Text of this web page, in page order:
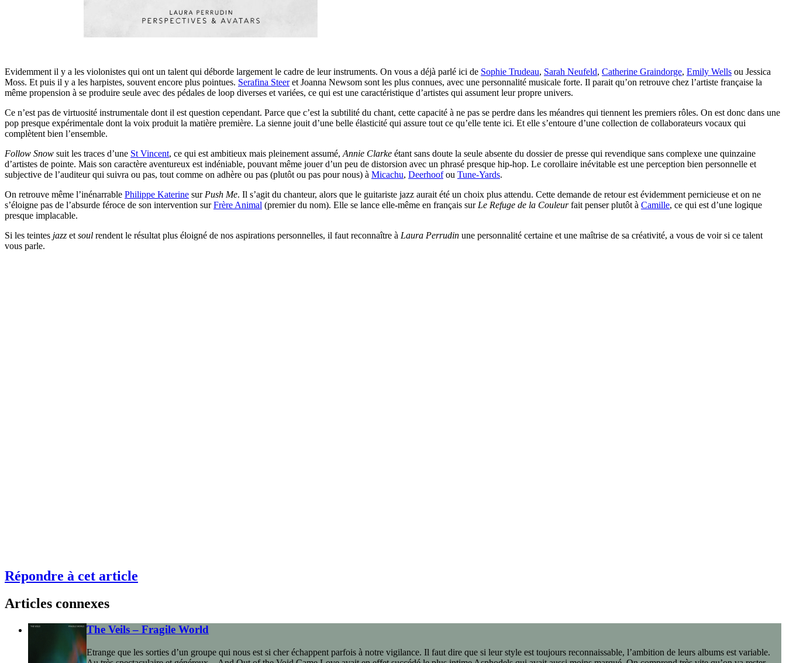
Evidemment il y a les violonistes qui ont un talent qui déborde largement le cadre de leur instruments. On vous a déjà parlé ici de Sophie Trudeau, Sarah Neufeld, Catherine Graindorge, Emily Wells ou Jessica
Moss. Et puis il y a les harpistes, souvent encore plus pointues. Serafina Steeret Joanna Newsom sont les plus connues, avec une personnalité musicale forte. Il parait qu’on retrouve chez l’artiste française la
même propension à se produire seule avec des pédales de loop diverses et variées, ce qui est une caractéristique d’artistes qui assument leur propre univers.
Ce n’est pas de virtuosité instrumentale dont il est question cependant. Parce que c’est la subtilité du chant, cette capacité à ne pas se perdre dans les méandres qui tiennent les premiers rôles. On est donc dans une
pop presque expérimentale dont la voix produit la matière première. La sienne jouit d’une belle élasticité qui assure tout ce qu’elle tente ici. Et elle s’entoure d’une collection de collaborateurs vocaux qui
complètent bien l’ensemble.
Follow Snow suit les traces d’une St Vincent, ce qui est ambitieux mais pleinement assumé, Annie Clarke étant sans doute la seule absente du dossier de presse qui revendique sans complexe une quinzaine
d’artistes de pointe. Mais son caractère aventureux est indéniable, pouvant même jouer d’un peu de distorsion avec un phrasé presque hip-hop. Le corollaire inévitable est une perception bien personnelle et
subjective de l’auditeur qui suivra ou pas, tout comme on adhère ou pas (plutôt ou pas pour nous) à Micachu, Deerhoofou Tune-Yards.
On retrouve même l’inénarrable Philippe Katerine sur Push Me. Il s’agit du chanteur, alors que le guitariste jazz aurait été un choix plus attendu. Cette demande de retour est évidemment pernicieuse et on ne
s’éloigne pas de l’absurde féroce de son intervention surFrère Animal (premier du nom). Elle se lance elle-même en français sur Le Refuge de la Couleurfait penser plutôt à Camille, ce qui est d’une logique
presque implacable.
Si les teintes jazz et soul rendent le résultat plus éloigné de nos aspirations personnelles, il faut reconnaître à Laura Perrudin une personnalité certaine et une maîtrise de sa créativité, a vous de voir si ce talent
vous parle.
Répondre à cet article
Articles connexes
The Veils – Fragile World
Etrange que les sorties d’un groupe qui nous est si cher échappent parfois à notre vigilance. Il faut dire que si leur style est toujours reconnaissable, l’ambition de leurs albums est variable.